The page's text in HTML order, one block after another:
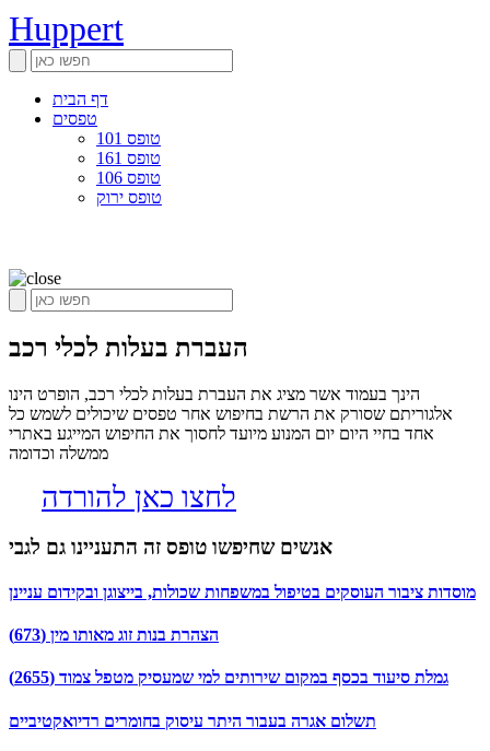
Huppert
דף הבית
טפסים
טופס 101
טופס 161
טופס 106
טופס ירוק
העברת בעלות לכלי רכב
הינך בעמוד אשר מציג את העברת בעלות לכלי רכב, הופרט הינו
אלגוריתם שסורק את הרשת בחיפוש אחר טפסים שיכולים לשמש כל
אחד בחיי היום יום המנוע מיועד לחסוך את החיפוש המייגע באתרי
ממשלה וכדומה
לחצו כאן להורדה
אנשים שחיפשו טופס זה התעניינו גם לגבי
מוסדות ציבור העוסקים בטיפול במשפחות שכולות, בייצוגן ובקידום עניינן
הצהרת בנות זוג מאותו מין (673)
גמלת סיעוד בכסף במקום שירותים למי שמעסיק מטפל צמוד (2655)
תשלום אגרה בעבור היתר עיסוק בחומרים רדיואקטיביים